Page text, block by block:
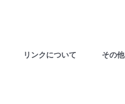
リンクについて
その他